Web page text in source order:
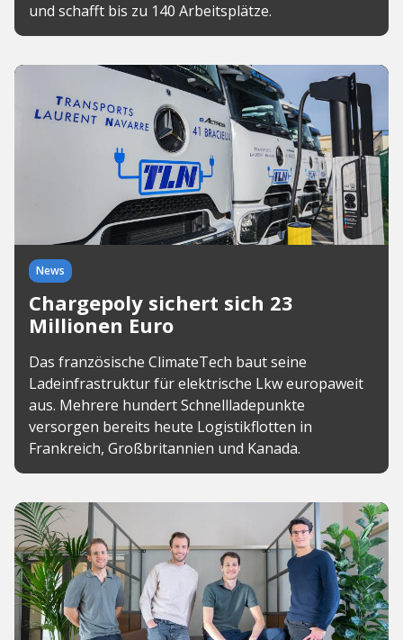
und schafft bis zu 140 Arbeitsplätze.
News
Chargepoly sichert sich 23
Millionen Euro
Das französische ClimateTech baut seine
Ladeinfrastruktur für elektrische Lkw europaweit
aus. Mehrere hundert Schnellladepunkte
versorgen bereits heute Logistikflotten in
Frankreich, Großbritannien und Kanada.